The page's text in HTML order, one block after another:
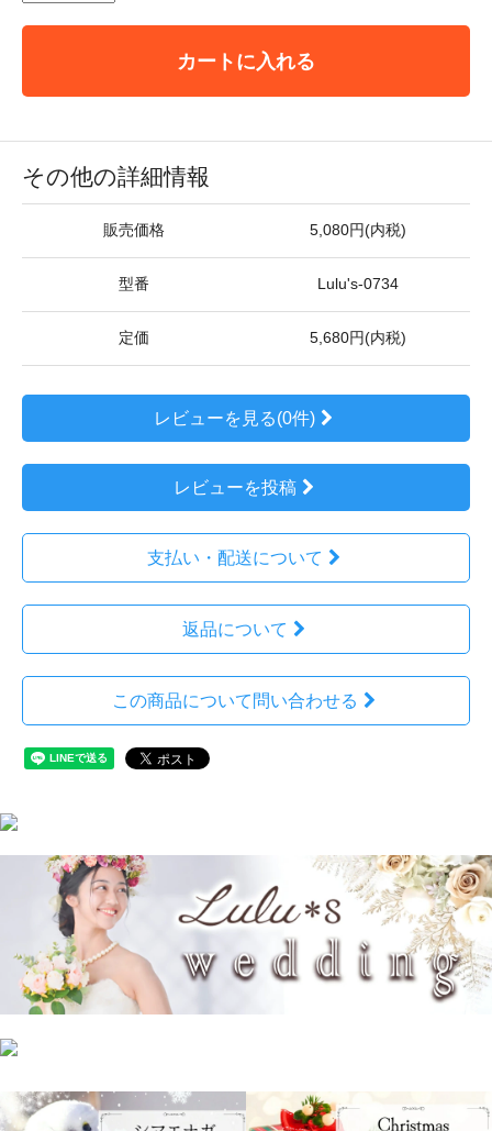
カートに入れる
その他の詳細情報
販売価格 5,080円(内税)
型番 Lulu's-0734
定価 5,680円(内税)
レビューを見る(0件)
レビューを投稿
支払い・配送について
返品について
この商品について問い合わせる